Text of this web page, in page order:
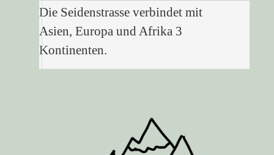
Die Seidenstrasse verbindet mit
Asien, Europa und Afrika 3
Kontinenten.